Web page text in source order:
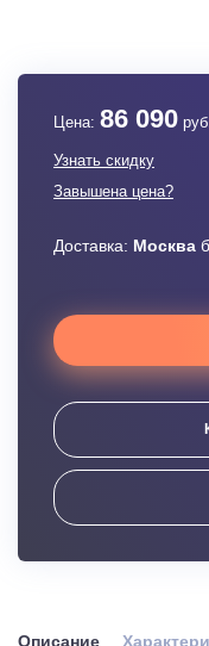
Цена: 86 090 руб.
Узнать скидку
Завышена цена?
Доставка: Москва
Описание